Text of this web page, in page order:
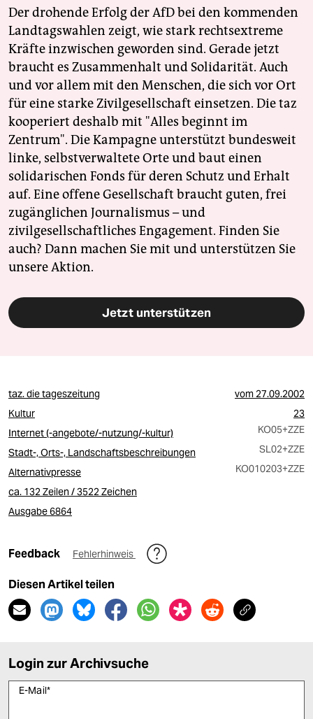
Der drohende Erfolg der AfD bei den kommenden
Landtagswahlen zeigt, wie stark rechtsextreme
Kräfte inzwischen geworden sind. Gerade jetzt
braucht es Zusammenhalt und Solidarität. Auch
und vor allem mit den Menschen, die sich vor Ort
für eine starke Zivilgesellschaft einsetzen. Die taz
kooperiert deshalb mit "Alles beginnt im
Zentrum". Die Kampagne unterstützt bundesweit
linke, selbstverwaltete Orte und baut einen
solidarischen Fonds für deren Schutz und Erhalt
auf. Eine offene Gesellschaft braucht guten, frei
zugänglichen Journalismus – und
zivilgesellschaftliches Engagement. Finden Sie
auch? Dann machen Sie mit und unterstützen Sie
unsere Aktion.
Jetzt unterstützen
taz. die tageszeitung vom27.09.2002
Kultur
23
Internet (-angebote/-nutzung/-kultur)
KO05+ZZE
Stadt-, Orts-, Landschaftsbeschreibungen
SL02+ZZE
Alternativpresse
KO010203+ZZE
ca. 132 Zeilen / 3522 Zeichen
Ausgabe 6864
Feedback Fehlerhinweis
Diesen Artikel teilen
Login zur Archivsuche
E-Mail*